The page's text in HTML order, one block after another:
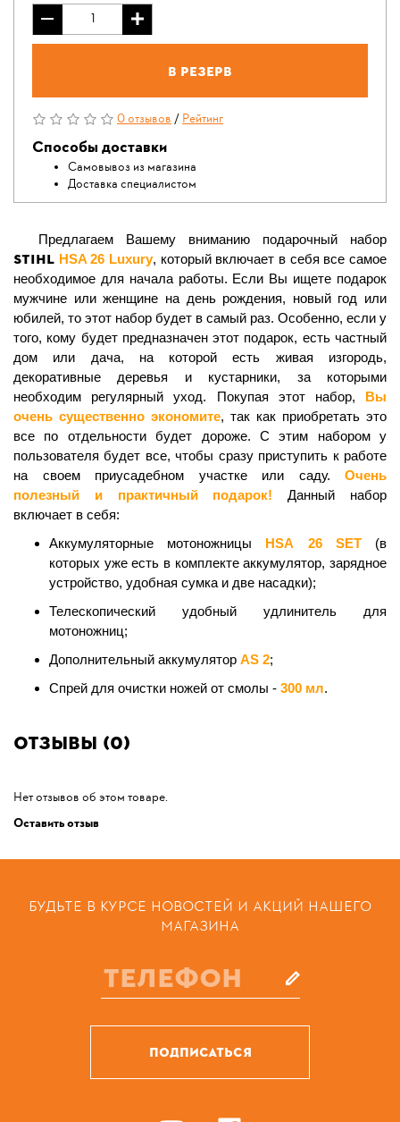
В резерв
0 отзывов/Рейтинг
Способы доставки
Самовывоз из магазина
Доставка специалистом
Предлагаем Вашему вниманию подарочный набор
STIHL HSA 26 Luxury, который включает в себя все самое
необходимое для начала работы. Если Вы ищете подарок
мужчине или женщине на день рождения, новый год или
юбилей, то этот набор будет в самый раз. Особенно, если у
того, кому будет предназначен этот подарок, есть частный
дом или дача, на которой есть живая изгородь,
декоративные деревья и кустарники, за которыми
необходим регулярный уход. Покупая этот набор, Вы
очень существенно экономите, так как приобретать это
все по отдельности будет дороже. С этим набором у
пользователя будет все, чтобы сразу приступить к работе
на своем приусадебном участке или саду. Очень
полезный и практичный подарок!
Данный набор
включает в себя:
Аккумуляторные мотоножницы HSA 26 SET(в
которых уже есть в комплекте аккумулятор, зарядное
устройство, удобная сумка и две насадки);
Телескопический удобный удлинитель для
мотоножниц;
Дополнительный аккумулятор AS 2;
Спрей для очистки ножей от смолы - 300 мл.
Отзывы (0)
Нет отзывов об этом товаре.
Оставить отзыв
БУДЬТЕ В КУРСЕ НОВОСТЕЙ И АКЦИЙ НАШЕГО
МАГАЗИНА
ПОДПИСАТЬСЯ